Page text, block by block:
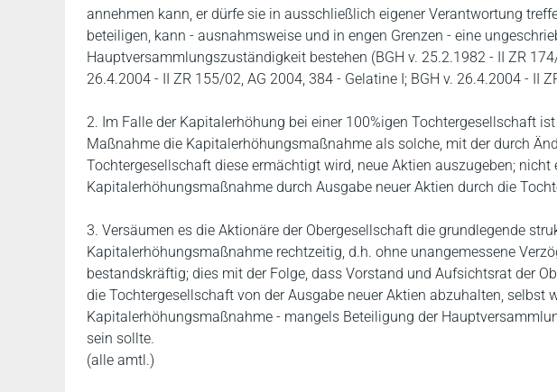
annehmen kann, er dürfe sie in ausschließlich eigener Verantwortung
beteiligen, kann - ausnahmsweise und in engen Grenzen - eine
Hauptversammlungszuständigkeit bestehen (BGH v. 25.2.1982 - II ZR
26.4.2004 - II ZR 155/02, AG 2004, 384 - Gelatine I; BGH v. 26.4.2004 - II
2. Im Falle der Kapitalerhöhung bei einer 100%igen Tochtergesellschaft
Maßnahme die Kapitalerhöhungsmaßnahme als solche, mit der durch
Tochtergesellschaft diese ermächtigt wird, neue Aktien auszugeben; nicht
Kapitalerhöhungsmaßnahme durch Ausgabe neuer Aktien durch die
3. Versäumen es die Aktionäre der Obergesellschaft die grundlegende
Kapitalerhöhungsmaßnahme rechtzeitig, d.h. ohne unangemessene
bestandskräftig; dies mit der Folge, dass Vorstand und Aufsichtsrat der
die Tochtergesellschaft von der Ausgabe neuer Aktien abzuhalten, selbst
Kapitalerhöhungsmaßnahme - mangels Beteiligung der
sein sollte.
(alle amtl.)